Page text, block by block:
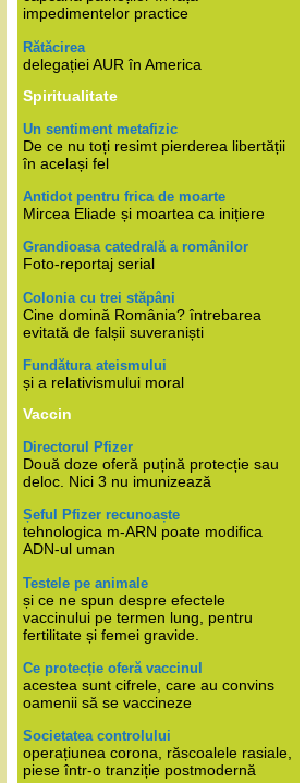
impedimentelor practice
Rătăcirea
delegației AUR în America
Spiritualitate
Un sentiment metafizic
De ce nu toți resimt pierderea libertății
în același fel
Antidot pentru frica de moarte
Mircea Eliade și moartea ca inițiere
Grandioasa catedrală a românilor
Foto-reportaj serial
Colonia cu trei stăpâni
Cine domină România? întrebarea
evitată de falșii suveraniști
Fundătura ateismului
și a relativismului moral
Vaccin
Directorul Pfizer
Două doze oferă puțină protecție sau
deloc. Nici 3 nu imunizează
Șeful Pfizer recunoaște
tehnologica m-ARN poate modifica
ADN-ul uman
Testele pe animale
și ce ne spun despre efectele
vaccinului pe termen lung, pentru
fertilitate și femei gravide.
Ce protecție oferă vaccinul
acestea sunt cifrele, care au convins
oamenii să se vaccineze
Societatea controlului
operațiunea corona, răscoalele rasiale,
piese într-o tranziție postmodernă